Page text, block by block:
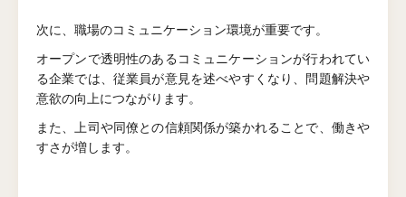
次に、職場のコミュニケーション環境が重要です。
オープンで透明性のあるコミュニケーションが行われてい
る企業では、従業員が意見を述べやすくなり、問題解決や
意欲の向上につながります。
また、上司や同僚との信頼関係が築かれることで、働きや
すさが増します。